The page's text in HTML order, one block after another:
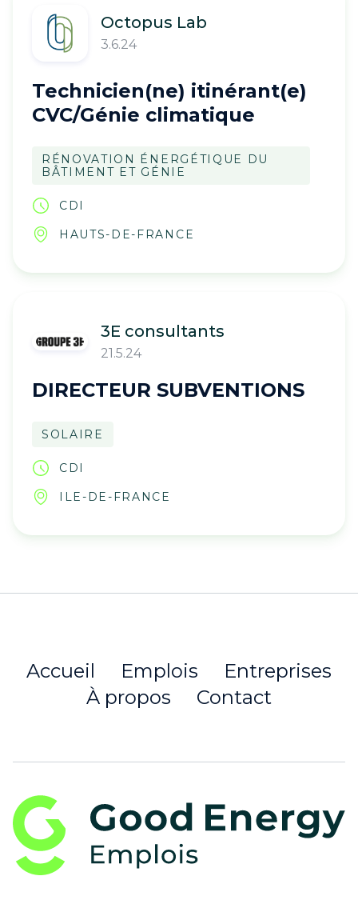
Octopus Lab
3.6.24
Technicien(ne) itinérant(e)
CVC/Génie climatique
RÉNOVATION ÉNERGÉTIQUE DU
BÂTIMENT ET GÉNIE
CDI
HAUTS-DE-FRANCE
3E consultants
21.5.24
DIRECTEUR SUBVENTIONS
SOLAIRE
CDI
ILE-DE-FRANCE
Accueil Emplois
Entreprises
À propos
Contact